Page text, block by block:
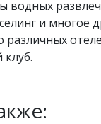
водных
и многое